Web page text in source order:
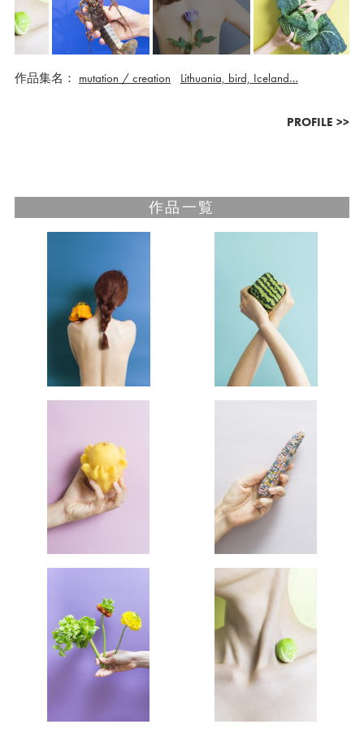
作品集名： mutation / creation Lithuania, bird, Iceland…
PROFILE >>
作品一覧